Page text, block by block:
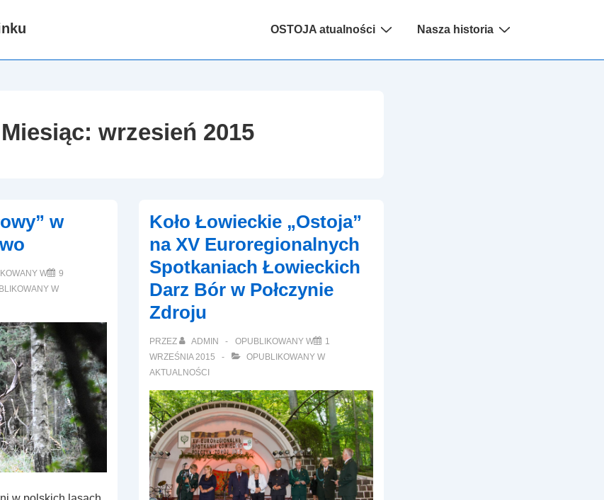
Główna
OSTOJA atualności Nasza historia
Miesiąc:wrzesień 2015
w
W
9
W
Koło Łowieckie „Ostoja”
na XV Euroregionalnych
Spotkaniach Łowieckich
Darz Bór w Połczynie
Zdroju
PRZEZ ADMIN OPUBLIKOWANY W
1
WRZEŚNIA 2015
OPUBLIKOWANY W
AKTUALNOŚCI